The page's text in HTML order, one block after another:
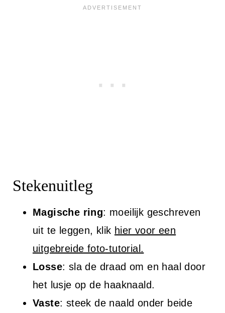
Stekenuitleg
Magische ring: moeilijk geschreven
uit te leggen, klik hier voor een
uitgebreide foto-tutorial.
Losse: sla de draad om en haal door
het lusje op de haaknaald.
Vaste: steek de naald onder beide